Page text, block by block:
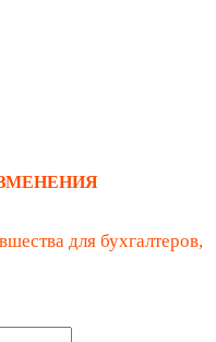
для бухгалтеров,